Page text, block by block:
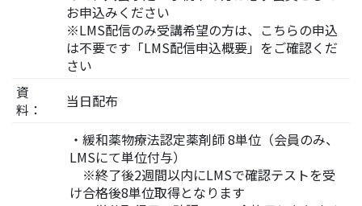
お申込みください
※LMS配信のみ受講希望の方は、こちらの申込
は不要です「LMS配信申込概要」をご確認くだ
さい
資
料：
当日配布
・緩和薬物療法認定薬剤師 8単位（会員のみ、
LMSにて単位付与）
※終了後2週間以内にLMSで確認テストを受
け合格後8単位取得となります